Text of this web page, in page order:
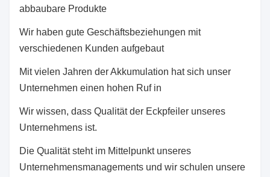
abbaubare Produkte
Wir haben gute Geschäftsbeziehungen mit
verschiedenen Kunden aufgebaut
Mit vielen Jahren der Akkumulation hat sich unser
Unternehmen einen hohen Ruf in
Wir wissen, dass Qualität der Eckpfeiler unseres
Unternehmens ist.
Die Qualität steht im Mittelpunkt unseres
Unternehmensmanagements und wir schulen unsere